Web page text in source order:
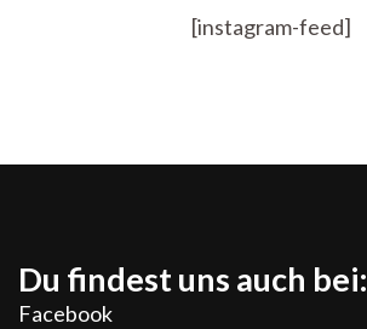
[instagram-feed]
Du findest uns auch bei:
Facebook